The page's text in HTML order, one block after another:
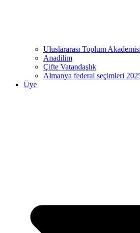
Uluslararası Toplum
Anadilim
Çifte Vatandaşlık
Almanya federal seçimleri
Üye